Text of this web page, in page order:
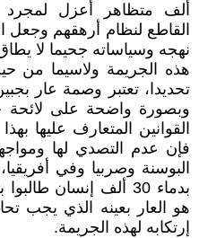
ألف متظاهر أعزل
القاطع لنظام أرهقهم
نهجه وسياساته جحيما لا
هذه الجريمة ولاسيما من
تحديدا، تعتبر وصمة عار
وبصورة واضحة على لائحة
القوانين المتعارف عليها
فإن عدم التصدي لها
البوسنة وصربيا وفي أفريقيا،
بدماء 30 ألف إنسان
هو العار بعينه الذي يجب
إرتکابه لهذه الجريمة.